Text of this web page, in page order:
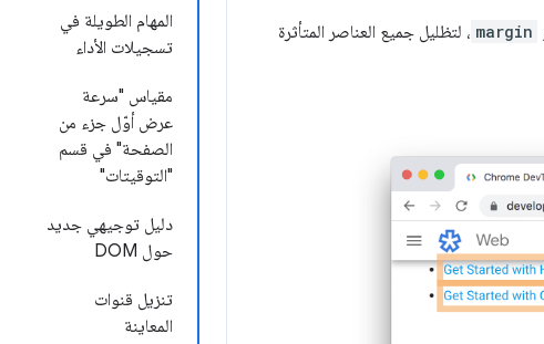
المهام الطويلة في
تسجيلات الأداء
مقياس "سرعة
عرض أوّل جزء من
الصفحة" في قسم
"التوقيتات"
دليل توجيهي جديد
حول DOM
تنزيل قنوات
المعاينة
margin ، لتظليل جميع العناصر المتأثرة